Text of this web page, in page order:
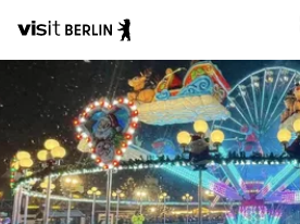
Direkt
Inhalt
Berlins
offizielles
Tourismusportal